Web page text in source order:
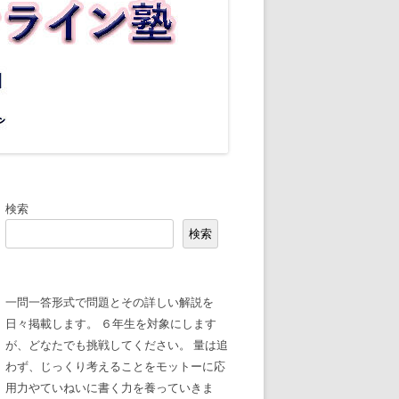
検索
検索
一問一答形式で問題とその詳しい解説を
日々掲載します。 ６年生を対象にします
が、どなたでも挑戦してください。 量は追
わず、じっくり考えることをモットーに応
用力やていねいに書く力を養っていきま